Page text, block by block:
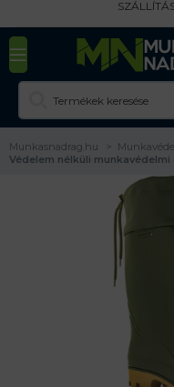
Munkasnadrag.hu
Védelem nélküli munkavédelmi